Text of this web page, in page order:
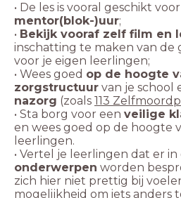
• De les is vooral geschikt
mentor(blok-)uur
• Bekijk vooraf zelf film en
inschatting te maken van de
• Wees goed op de hoogte
zorgstructuur van je school
nazorg (zoals 113
• Sta borg voor een veilige
en wees goed op de hoogte
• Vertel je leerlingen dat er in
onderwerpen worden
zich hier niet prettig bij